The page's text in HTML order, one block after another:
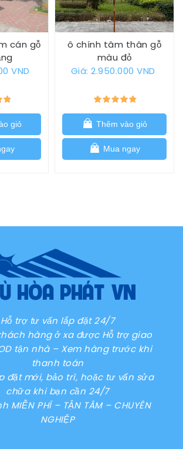
cán gỗ
VND
giỏ
ô chính tâm thân gỗ
màu đỏ
Giá: 2.950.000 VND
Thêm vào giỏ
Mua ngay
Hỗ trợ tư vấn lắp đặt 24/7
hàng ở xa được Hỗ trợ giao
tận nhà – Xem hàng trước khi
thanh toán
đặt mới, bảo trì, hoặc tư vấn sửa
chữa khi bạn cần 24/7
MIỄN PHÍ – TẬN TÂM – CHUYÊN
NGHIỆP